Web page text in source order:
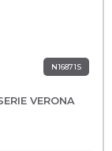
N16871S
VERONA